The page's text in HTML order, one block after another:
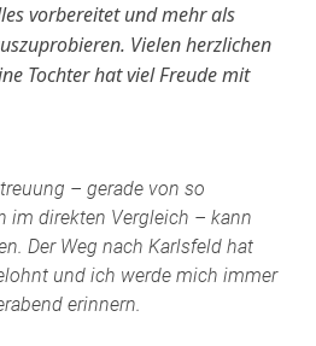
vorbereitet und mehr als
Vielen herzlichen
Tochter hat viel Freude mit
– gerade von so
im direkten Vergleich – kann
Der Weg nach Karlsfeld hat
und ich werde mich immer
erinnern.